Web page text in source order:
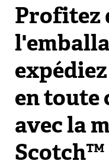
Profitez
en toute
avec la
Scotch™